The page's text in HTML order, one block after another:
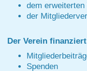
dem erweiterten
der
Der Verein
Spenden